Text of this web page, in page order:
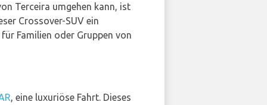
Terceira umgehen kann, ist
Crossover-SUV ein
Familien oder Gruppen von
, eine luxuriöse Fahrt. Dieses